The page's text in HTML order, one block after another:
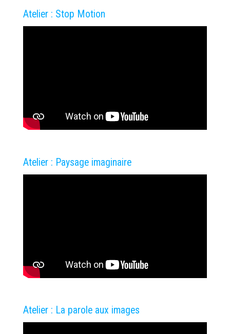
Atelier : Stop Motion
Atelier : Paysage imaginaire
Atelier : La parole aux images